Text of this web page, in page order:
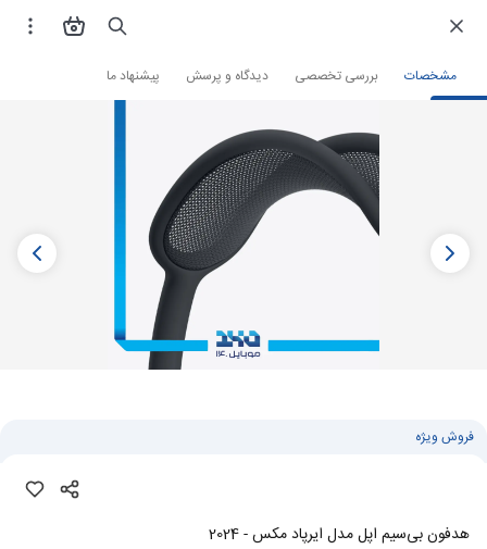
مشخصات بررسی تخصصی دیدگاه و پرسش پیشنهاد ما فروشگاه اینترنتی هدفون و هندزفری
فروش ویژه
هدفون بی‌سیم اپل مدل ایرپاد مکس - 2024